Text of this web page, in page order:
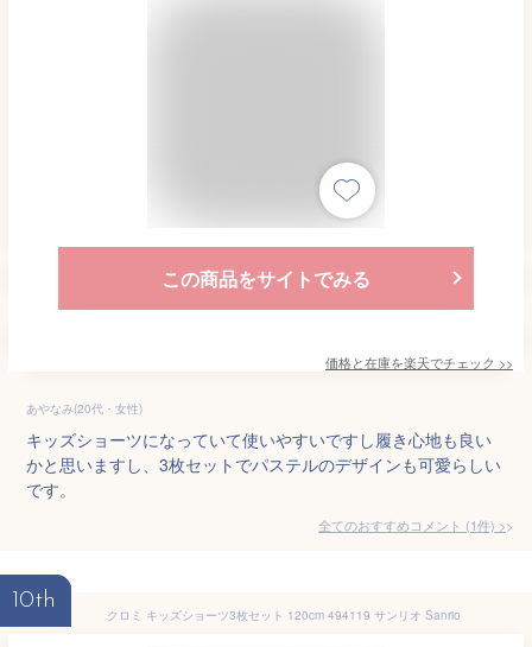
この商品をサイトでみる
価格と在庫を楽天でチェック >>
あやなみ(20代・女性)
キッズショーツになっていて使いやすいですし履き心地も良い
かと思いますし、3枚セットでパステルのデザインも可愛らしい
です。
全てのおすすめコメント (1件) >
10th
クロミ キッズショーツ3枚セット 120cm 494119 サンリオ Sanrio